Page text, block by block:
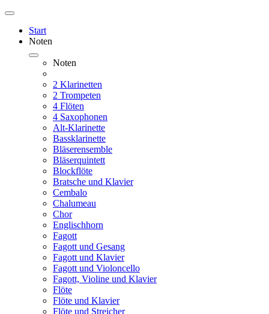
Start
Noten
Noten
2 Klarinetten
2 Trompeten
4 Flöten
4 Saxophonen
Alt-Klarinette
Bassklarinette
Bläserensemble
Bläserquintett
Blockflöte
Bratsche und Klavier
Cembalo
Chalumeau
Chor
Englischhorn
Fagott
Fagott und Gesang
Fagott und Klavier
Fagott und Violoncello
Fagott, Violine und Klavier
Flöte
Flöte und Klavier
Flöte und Streicher